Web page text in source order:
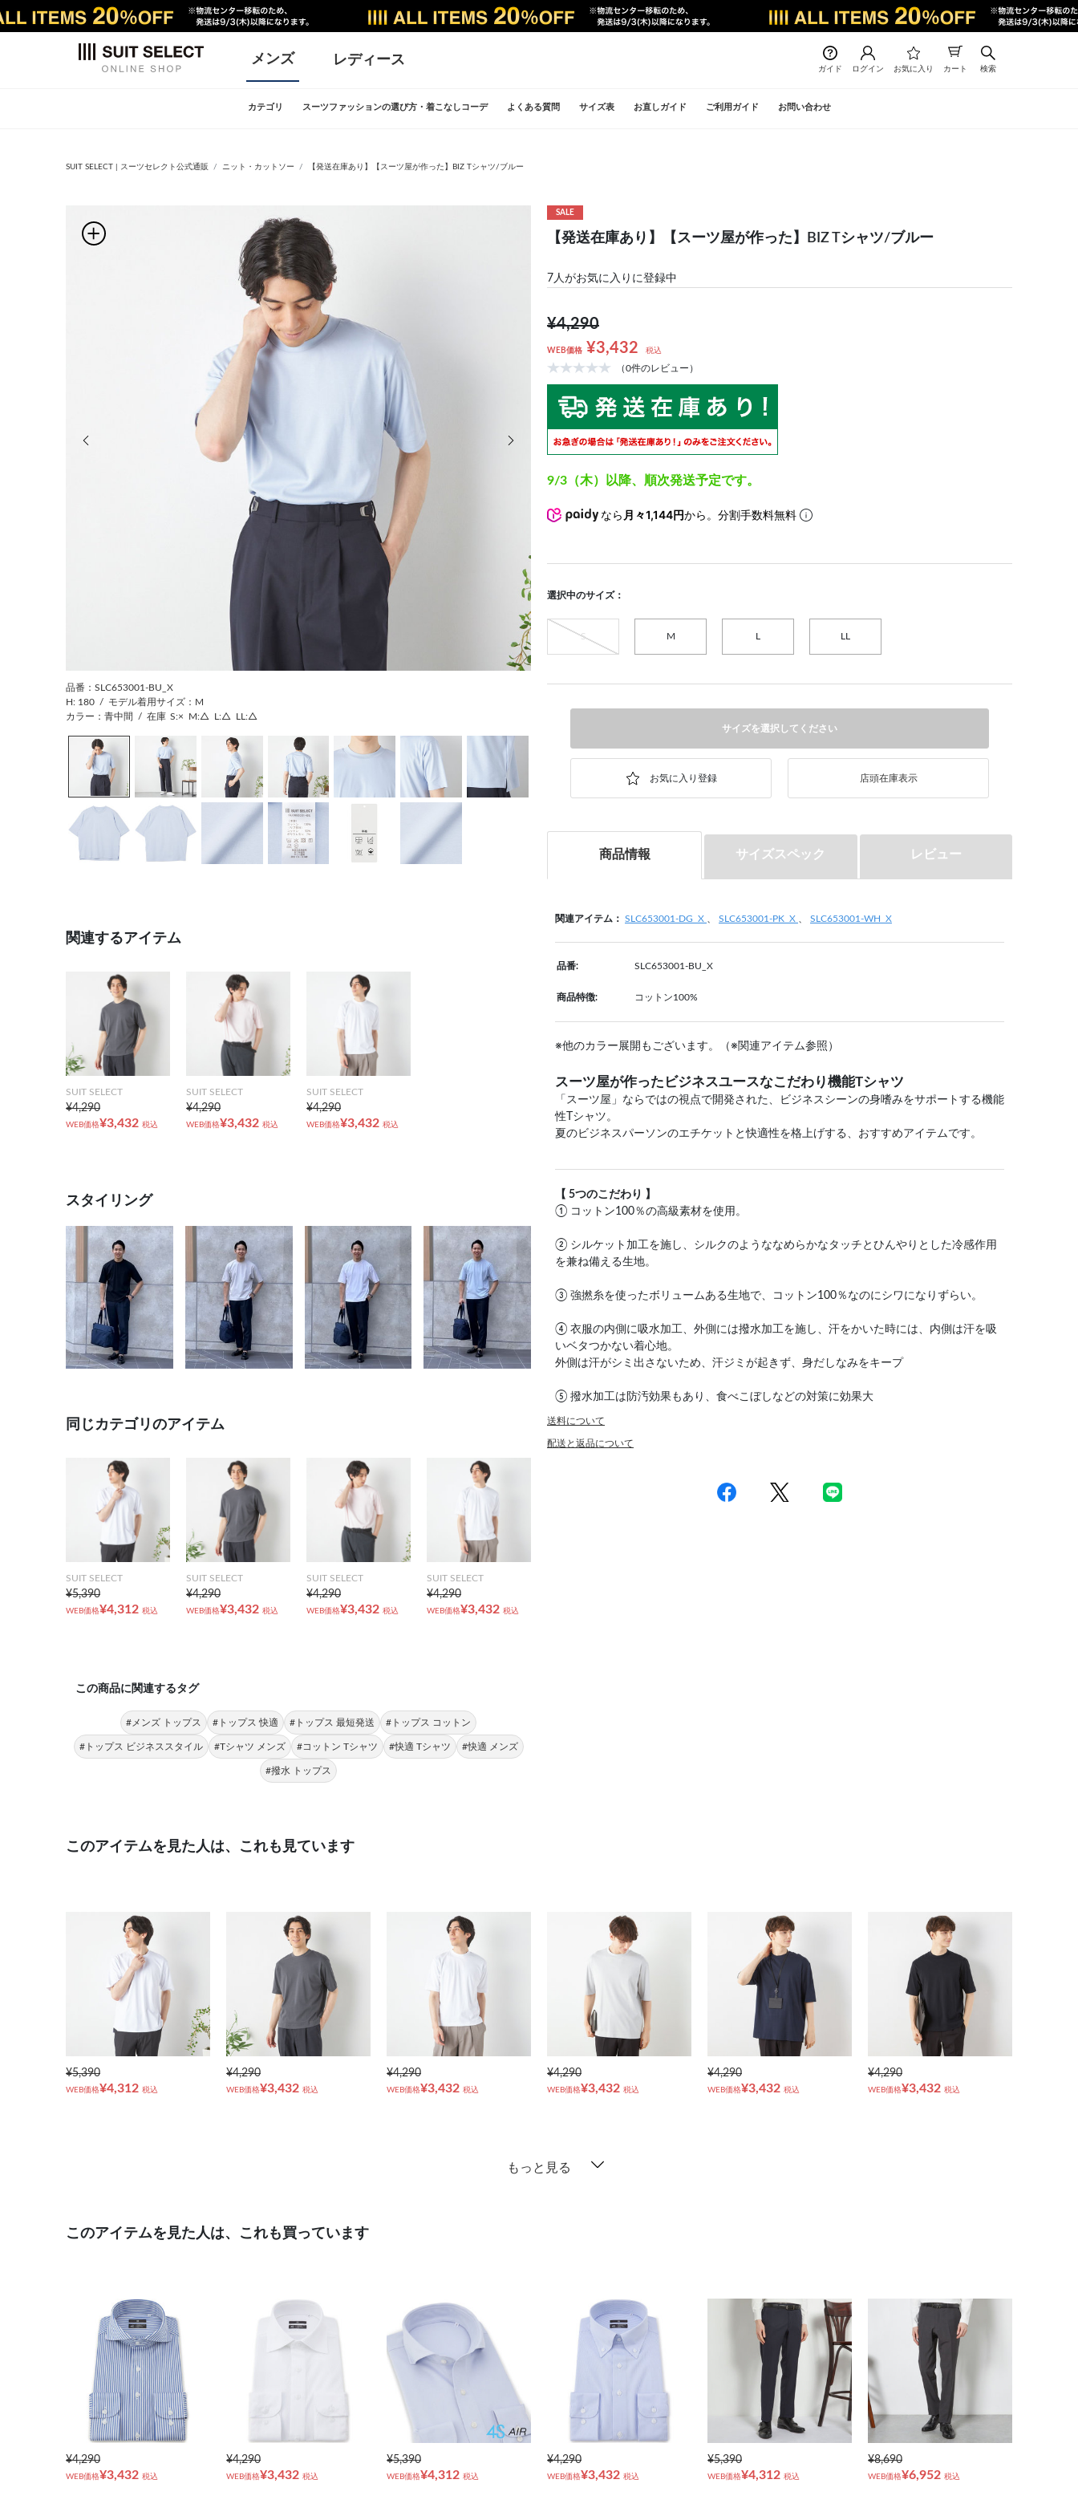
メンズ レディース
ガイド ログイン お気に入り カート 検索
カテゴリ スーツファッションの選び方・着こなしコーデ よくある質問 サイズ表 お直しガイド ご利用ガイド お問い合わせ
SUIT SELECT | スーツセレクト公式通販 ニット・カットソー 【発送在庫あり】【スーツ屋が作った】BIZ Tシャツ/ブルー
品番：SLC653001-BU_X
H: 180 / モデル着用サイズ：M
カラー：青中間
/ 在庫 S:× M:△ L:△ LL:△
関連するアイテム
SUIT SELECT
¥4,290
WEB価格¥3,432 税込
SUIT SELECT
¥4,290
WEB価格¥3,432 税込
SUIT SELECT
¥4,290
WEB価格¥3,432 税込
スタイリング
同じカテゴリのアイテム
SUIT SELECT
¥5,390
WEB価格¥4,312 税込
SUIT SELECT
¥4,290
WEB価格¥3,432 税込
SUIT SELECT
¥4,290
WEB価格¥3,432 税込
SUIT SELECT
¥4,290
WEB価格¥3,432 税込
この商品に関連するタグ
#メンズ トップス #トップス 快適 #トップス 最短発送 #トップス コットン
#トップス ビジネススタイル #Tシャツ メンズ #コットン Tシャツ #快適 Tシャツ #快適 メンズ
#撥水 トップス
SALE
【発送在庫あり】【スーツ屋が作った】BIZ Tシャツ/ブルー
7 人がお気に入りに登録中
¥4,290
WEB価格 ¥3,432 税込
（0件のレビュー）
9/3（木）以降、順次発送予定です。
なら 月々1,144円から。分割手数料無料
選択中のサイズ：
S M
サイズを選択してください
店頭在庫表示
商品情報 サイズスペック レビュー
関連アイテム： SLC653001-DG_X SLC653001-PK_X SLC653001-WH_X
品番: SLC653001-BU_X
商品特徴: コットン100%
※他のカラー展開もございます。（※関連アイテム参照）
スーツ屋が作ったビジネスユースなこだわり機能Tシャツ
「スーツ屋」ならではの視点で開発された、ビジネスシーンの身嗜みをサポートする機能
性Tシャツ。
夏のビジネスパーソンのエチケットと快適性を格上げする、おすすめアイテムです。
【 5つのこだわり 】
① コットン100％の高級素材を使用。
② シルケット加工を施し、シルクのようななめらかなタッチとひんやりとした冷感作用
を兼ね備える生地。
③ 強撚糸を使ったボリュームある生地で、コットン100％なのにシワになりずらい。
④ 衣服の内側に吸水加工、外側には撥水加工を施し、汗をかいた時には、内側は汗を吸
いベタつかない着心地。
外側は汗がシミ出さないため、汗ジミが起きず、身だしなみをキープ
⑤ 撥水加工は防汚効果もあり、食べこぼしなどの対策に効果大
送料について
配送と返品について
このアイテムを見た人は、これも見ています
¥5,390
WEB価格¥4,312 税込
¥4,290
WEB価格¥3,432 税込
¥4,290
WEB価格¥3,432 税込
¥4,290
WEB価格¥3,432 税込
¥4,290
WEB価格¥3,432 税込
¥4,290
WEB価格¥3,432 税込
もっと見る
このアイテムを見た人は、これも買っています
¥4,290
WEB価格¥3,432 税込
¥4,290
WEB価格¥3,432 税込
¥5,390
WEB価格¥4,312 税込
¥4,290
WEB価格¥3,432 税込
¥5,390
WEB価格¥4,312 税込
¥8,690
WEB価格¥6,952 税込